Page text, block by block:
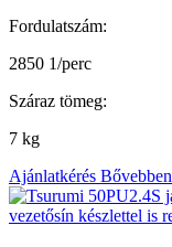
Fordulatszám:
2850 1/perc
Száraz tömeg:
7 kg
Ajánlatkérés Bővebben